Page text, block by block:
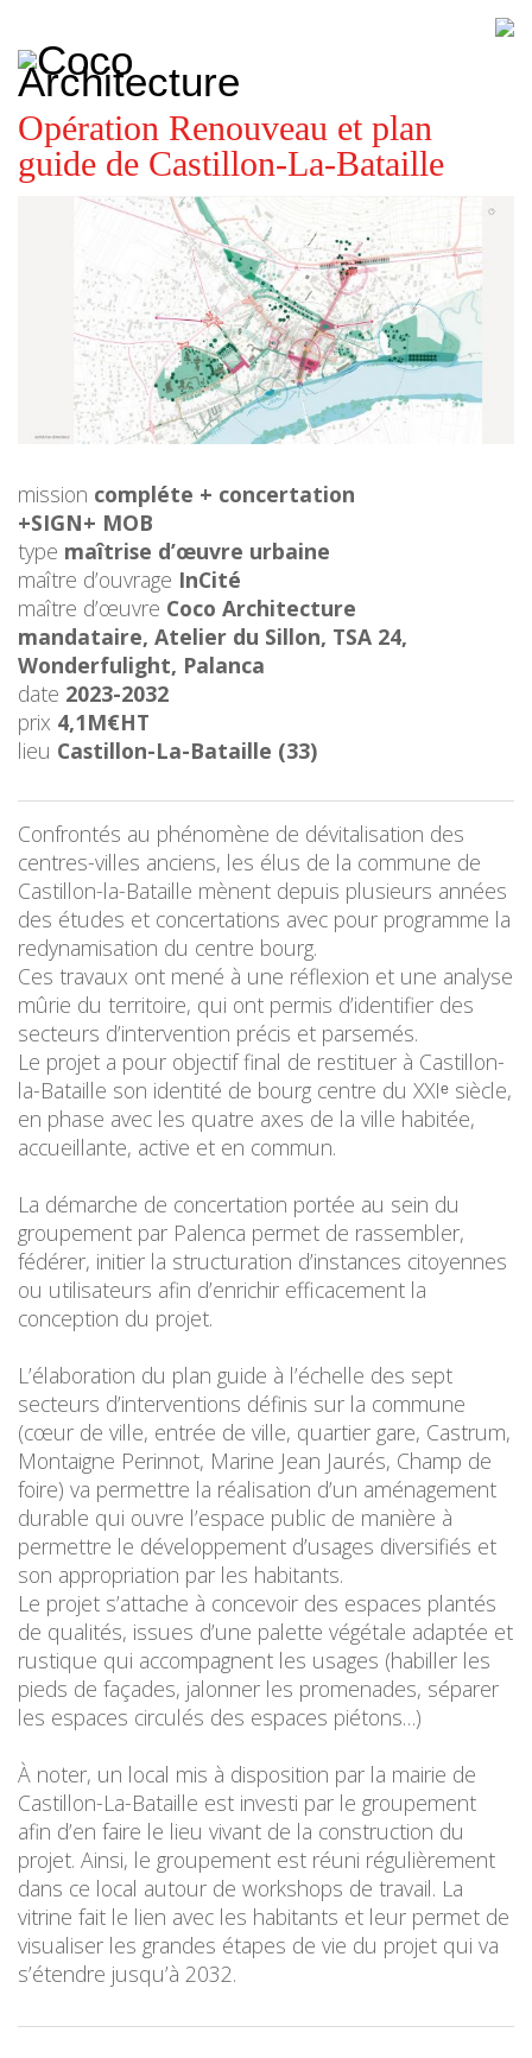
Architecture
architecture,
urbanisme,
etc.
Opération Renouveau et plan
guide de Castillon-La-Bataille
mission compléte + concertation
+SIGN+ MOB
type maîtrise d’œuvre urbaine
maître d’ouvrage InCité
maître d’œuvre Coco Architecture
mandataire, Atelier du Sillon, TSA 24,
Wonderfulight, Palanca
date 2023-2032
prix 4,1M€HT
lieu Castillon-La-Bataille (33)
Confrontés au phénomène de dévitalisation des
centres-villes anciens, les élus de la commune de
Castillon-la-Bataille mènent depuis plusieurs années
des études et concertations avec pour programme la
redynamisation du centre bourg.
Ces travaux ont mené à une réflexion et une analyse
mûrie du territoire, qui ont permis d’identifier des
secteurs d’intervention précis et parsemés.
Le projet a pour objectif final de restituer à Castillon-
la-Bataille son identité de bourg centre du XXIᵉ siècle,
en phase avec les quatre axes de la ville habitée,
accueillante, active et en commun.
La démarche de concertation portée au sein du
groupement par Palenca permet de rassembler,
fédérer, initier la structuration d’instances citoyennes
ou utilisateurs afin d’enrichir efficacement la
conception du projet.
L’élaboration du plan guide à l’échelle des sept
secteurs d’interventions définis sur la commune
(cœur de ville, entrée de ville, quartier gare, Castrum,
Montaigne Perinnot, Marine Jean Jaurés, Champ de
foire) va permettre la réalisation d’un aménagement
durable qui ouvre l’espace public de manière à
permettre le développement d’usages diversifiés et
son appropriation par les habitants.
Le projet s’attache à concevoir des espaces plantés
de qualités, issues d’une palette végétale adaptée et
rustique qui accompagnent les usages (habiller les
pieds de façades, jalonner les promenades, séparer
les espaces circulés des espaces piétons…)
À noter, un local mis à disposition par la mairie de
Castillon-La-Bataille est investi par le groupement
afin d’en faire le lieu vivant de la construction du
projet. Ainsi, le groupement est réuni régulièrement
dans ce local autour de workshops de travail. La
vitrine fait le lien avec les habitants et leur permet de
visualiser les grandes étapes de vie du projet qui va
s’étendre jusqu’à 2032.